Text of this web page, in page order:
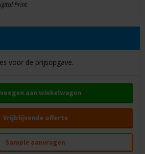
Print
voor de prijsopgave.
aan winkelwagen
Vrijblijvende offerte
Sample aanvragen